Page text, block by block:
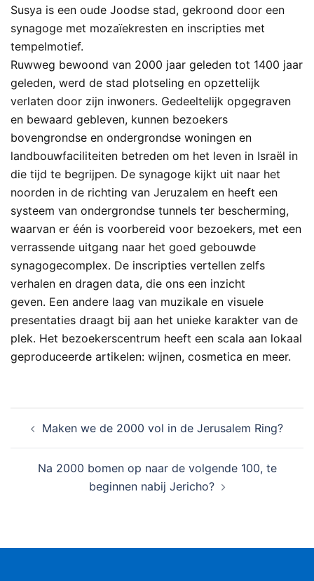
Susya is een oude Joodse stad, gekroond door een
synagoge met mozaïekresten en inscripties met
tempelmotief.
Ruwweg bewoond van 2000 jaar geleden tot 1400 jaar
geleden, werd de stad plotseling en opzettelijk
verlaten door zijn inwoners. Gedeeltelijk opgegraven
en bewaard gebleven, kunnen bezoekers
bovengrondse en ondergrondse woningen en
landbouwfaciliteiten betreden om het leven in Israël in
die tijd te begrijpen. De synagoge kijkt uit naar het
noorden in de richting van Jeruzalem en heeft een
systeem van ondergrondse tunnels ter bescherming,
waarvan er één is voorbereid voor bezoekers, met een
verrassende uitgang naar het goed gebouwde
synagogecomplex. De inscripties vertellen zelfs
verhalen en dragen data, die ons een inzicht
geven. Een andere laag van muzikale en visuele
presentaties draagt bij aan het unieke karakter van de
plek. Het bezoekerscentrum heeft een scala aan lokaal
geproduceerde artikelen: wijnen, cosmetica en meer.
Maken we de 2000 vol in de Jerusalem Ring?
Na 2000 bomen op naar de volgende 100, te
beginnen nabij Jericho?